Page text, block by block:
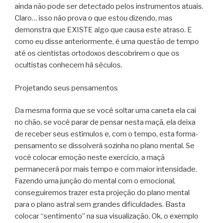
ainda não pode ser detectado pelos instrumentos atuais.
Claro… isso não prova o que estou dizendo, mas
demonstra que EXISTE algo que causa este atraso. E
como eu disse anteriormente, é uma questão de tempo
até os cientistas ortodoxos descobrirem o que os
ocultistas conhecem há séculos.
Projetando seus pensamentos
Da mesma forma que se você soltar uma caneta ela cai
no chão, se você parar de pensar nesta maçã, ela deixa
de receber seus estímulos e, com o tempo, esta forma-
pensamento se dissolverá sozinha no plano mental. Se
você colocar emoção neste exercício, a maçã
permanecerá por mais tempo e com maior intensidade.
Fazendo uma junção do mental com o emocional,
conseguiremos trazer esta projeção do plano mental
para o plano astral sem grandes dificuldades. Basta
colocar “sentimento” na sua visualização. Ok, o exemplo